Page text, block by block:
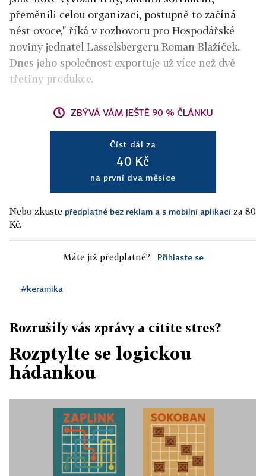
přeměnili celou organizaci, postupně to začíná
nést ovoce," říká v rozhovoru pro Hospodářské
noviny jednatel Lasselsbergeru Roman Blažíček.
Dnes jeho společnost exportuje už více než dvě
třetiny produkce.
ZBÝVÁ VÁM JEŠTĚ 90 % ČLÁNKU
Číst dál za
40 Kč
na první dva měsíce
Nebo zkuste předplatné bez reklam a s mobilní aplikací za 80
Kč.
Máte již předplatné? Přihlaste se
#keramika
Rozrušily vás zprávy a cítíte stres?
Rozptylte se logickou
hádankou